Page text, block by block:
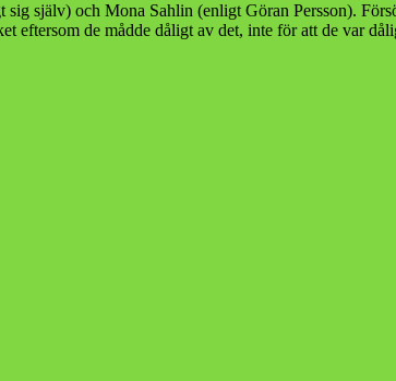
själv) och Mona Sahlin (enligt Göran Persson).
eftersom de mådde dåligt av det, inte för att de var